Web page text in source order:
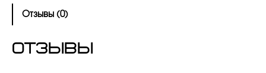
л
е
Отзывы (0)
Отзывы